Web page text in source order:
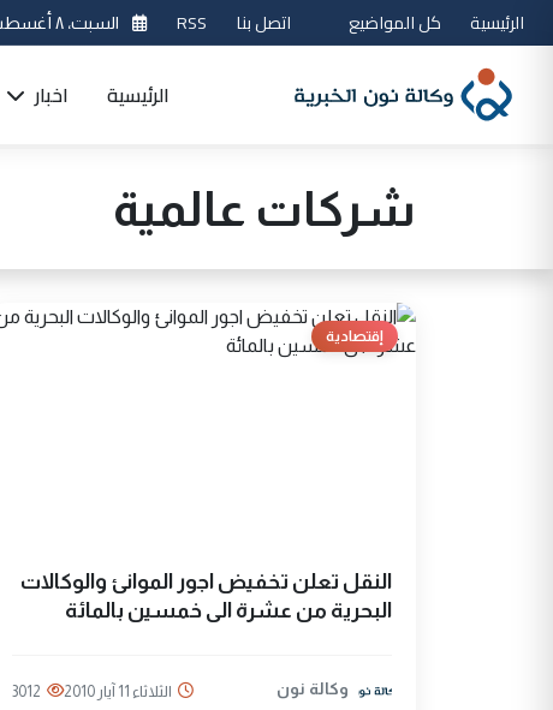
الرئيسية كل المواضيع اتصل بنا RSS السبت، ٨ أغسطس 2026
الرئيسية اخبار
شركات عالمية
إقتصادية
النقل تعلن تخفيض اجور الموانئ والوكالات
البحرية من عشرة الى خمسين بالمائة
وكالة نون الثلاثاء 11 آيار 2010 3012